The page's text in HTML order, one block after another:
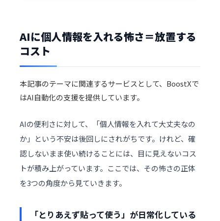
AIに個人情報を入れる怖さ＝放置する
コスト
本記事のテーマに関連するサービスとして、BoostXで
はAI自動化の支援を提供しています。
AIの便利さに対して、「個人情報を入れて大丈夫なの
か」という不安は後回しにされがちです。けれど、確
認しないまま使い続けることには、目に見えないコス
トが積み上がっています。ここでは、その怖さの正体
を3つの角度から見ていきます。
「とりあえず貼って使う」が日常化している